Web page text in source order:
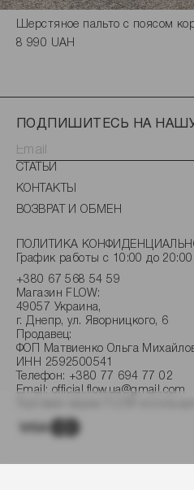
Шерстяное пальто с поясом
8 990 UAH
ПОДПИШИТЕСЬ НА
СТАТЬИ
КОНТАКТЫ
ВОЗВРАТ И ОБМЕН
ПОЛИТИКА
График работы с 10:00 до 20:00
+380 67 568 54 59
Магазин FLOW:
49057 Украина,
г. Днепр, ул. Яворницкого, 6
Продавец:
ФОП Матвиенко Ольга
ИНН 2592500541
Телефон: +380 77 694 77 02
Email: official.flow.ua@gmail.com